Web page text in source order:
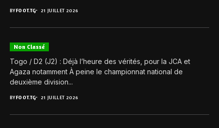
BYFOOT.TG 21 JUILLET 2026
Non Classé
Togo / D2 (J2) : Déjà l’heure des vérités, pour la JCA et
Agaza notamment À peine le championnat national de
deuxième division...
BYFOOT.TG 21 JUILLET 2026